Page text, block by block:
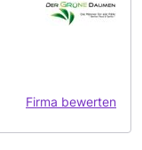
Firma bewerten